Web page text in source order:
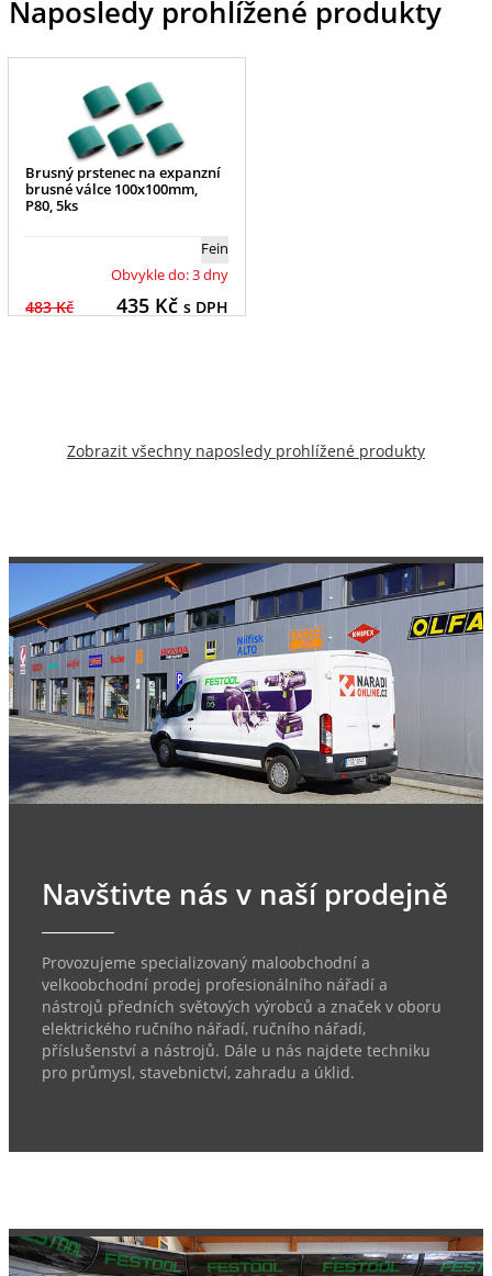
Naposledy prohlížené produkty
Brusný prstenec na expanzní
brusné válce 100x100mm,
P80, 5ks
Fein
Obvykle do: 3 dny
483 Kč 435Kč s DPH
Zobrazit všechny naposledy prohlížené produkty
Navštivte nás v naší prodejně
Provozujeme specializovaný maloobchodní a
velkoobchodní prodej profesionálního nářadí a
nástrojů předních světových výrobců a značek v oboru
elektrického ručního nářadí, ručního nářadí,
příslušenství a nástrojů. Dále u nás najdete techniku
pro průmysl, stavebnictví, zahradu a úklid.